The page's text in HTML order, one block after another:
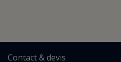
Contact&devis